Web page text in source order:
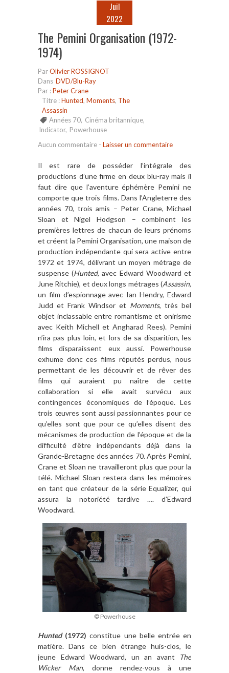
Juil
2022
The Pemini Organisation (1972-
1974)
ParOlivier ROSSIGNOT
Dans DVD/Blu-Ray
Par :Peter Crane
Titre :Hunted, Moments, The
Assassin
Années 70, Cinéma britannique,
Indicator, Powerhouse
Aucun commentaire - Laisser un commentaire
Il est rare de posséder l’intégrale des
productions d’une firme en deux blu-ray mais il
faut dire que l’aventure éphémère Pemini ne
comporte que trois films. Dans l’Angleterre des
années 70, trois amis – Peter Crane, Michael
Sloan et Nigel Hodgson – combinent les
premières lettres de chacun de leurs prénoms
et créent la Pemini Organisation, une maison de
production indépendante qui sera active entre
1972 et 1974, délivrant un moyen métrage de
suspense (Hunted, avec Edward Woodward et
June Ritchie), et deux longs métrages (Assassin,
un film d’espionnage avec Ian Hendry, Edward
Judd et Frank Windsor et Moments, très bel
objet inclassable entre romantisme et onirisme
avec Keith Michell et Angharad Rees). Pemini
n’ira pas plus loin, et lors de sa disparition, les
films disparaissent eux aussi. Powerhouse
exhume donc ces films réputés perdus, nous
permettant de les découvrir et de rêver des
films qui auraient pu naître de cette
collaboration si elle avait survécu aux
contingences économiques de l’époque. Les
trois œuvres sont aussi passionnantes pour ce
qu’elles sont que pour ce qu’elles disent des
mécanismes de production de l’époque et de la
difficulté d’être indépendants déjà dans la
Grande-Bretagne des années 70. Après Pemini,
Crane et Sloan ne travailleront plus que pour la
télé. Michael Sloan restera dans les mémoires
en tant que créateur de la série Equalizer, qui
assura la notoriété tardive …. d’Edward
Woodward.
© Powerhouse
Hunted(1972)constitue une belle entrée en
matière. Dans ce bien étrange huis-clos, le
jeune Edward Woodward, un an avant
The
Wicker Man, donne rendez-vous à une